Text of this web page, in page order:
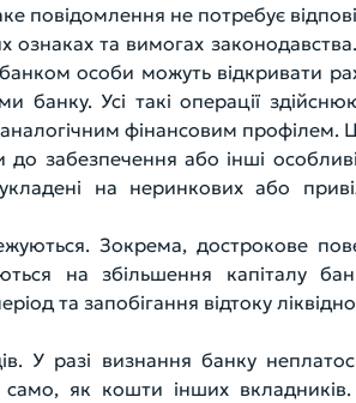
повідомлення не потребує
ознаках та вимогах
особи можуть відкривати
банку. Усі такі операції
фінансовим
до забезпечення або інші
на неринкових або
Зокрема, дострокове
на збільшення капіталу
та запобігання відтоку
У разі визнання банку
як кошти інших